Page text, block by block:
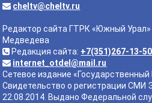
cheltv@cheltv.ru
Редактор сайта ГТРК «Южный
Медведева
Редакция сайта: +7(351)267-13-50
internet_otdel@mail.ru
Сетевое издание
Свидетельство о регистрации СМИ
22.08.2014. Выдано Федеральной